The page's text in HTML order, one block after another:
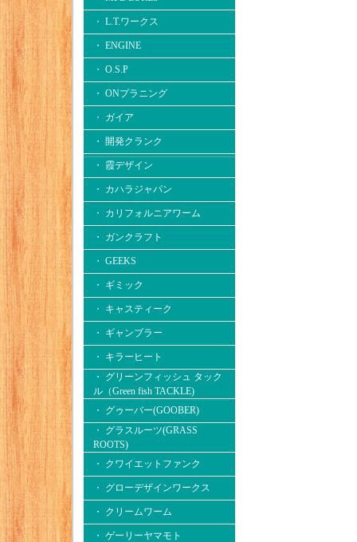
・ L.T.ワークス
・ ENGINE
・ O.S.P
・ ONプラニング
・ ガイア
・ 開発クランク
・ 霞デザイン
・ カハラジャパン
・ カリフォルニアワーム
・ ガンクラフト
・ GEEKS
・ ギミック
・ キャスティーク
・ ギャンブラー
・ キラーヒート
・ グリーンフィッシュ タック
ル（Green fish TACKLE)
・ グゥーバー(GOOBER)
・ グラスルーツ(GRASS
ROOTS)
・ クワイエットファンク
・ グローデザインワークス
・ クリームワーム
・ ゲーリーヤマモト